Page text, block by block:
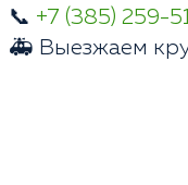
📞 +7 (385) 259-
🚑 Выезжаем